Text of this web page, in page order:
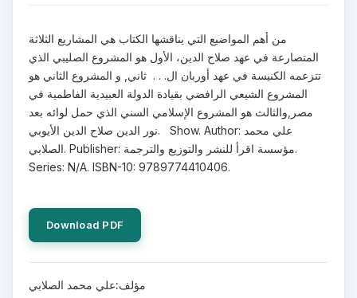
من أهم المواضيع التي يناقشها الكتاب هي المشاريع الثلاثة
المتصارعة في عهد صلاح الدين، الأول هو المشروع الصليبي الذي
تتزعمه الكنيسة في عهد أوربان ال. . . ثاني, و المشروع الثاني هو
المشروع الشيعي الرافضي بقيادة الدولة العبيدية الفاطمية في
مصر,والثالث هو المشروع الإسلامي السني الذي حمل لوائه بعد
نور الدين صلاح الدين الأيوبي. Show. Author: علي محمد
الصلابي. Publisher: مؤسسة اقرأ للنشر والتوزيع والترجمة.
Series: N/A. ISBN-10: 9789774410406.
Download PDF
مؤلف:علي محمد الصلابي